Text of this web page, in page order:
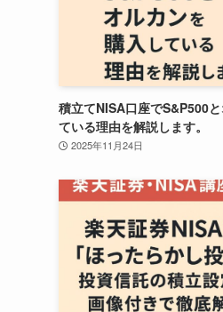
積立てNISA口座でS&P500
ている理由を解説します。
2025年11月24日